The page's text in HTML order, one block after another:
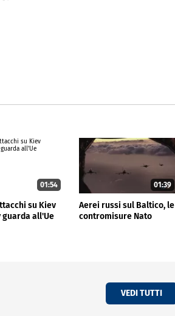
01:54
su Kiev
guarda all'Ue
01:39
Aerei russi sul Baltico, le
contromisure Nato
VEDI TUTTI